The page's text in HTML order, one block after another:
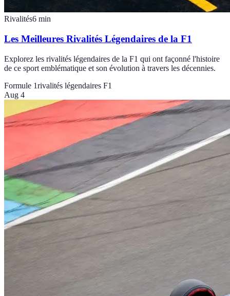
Rivalités6 min
Les Meilleures Rivalités Légendaires de la F1
Explorez les rivalités légendaires de la F1 qui ont façonné l'histoire
de ce sport emblématique et son évolution à travers les décennies.
Formule 1rivalités légendaires F1
Aug 4